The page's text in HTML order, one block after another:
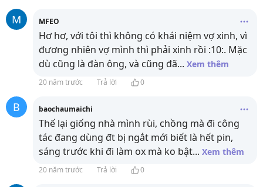
M MFEO
Hơ hơ, với tôi thì không có khái niệm vợ xinh, vì
đương nhiên vợ mình thì phải xinh rồi :10:. Mặc
dù cũng là đàn ông, và cũng đã... Xem thêm
20 năm trước Trả lời 0
B baochaumaichi
Thế lại giống nhà mình rùi, chồng mà đi công
tác đang dùng đt bị ngắt mới biết là hết pin,
sáng trước khi đi làm ox mà ko bật... Xem thêm
20 năm trước Trả lời 0